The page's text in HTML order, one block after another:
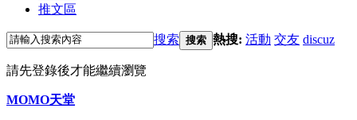
推文區
搜索 搜索 熱搜: 活動 交友 discuz
請先登錄後才能繼續瀏覽
MOMO天堂